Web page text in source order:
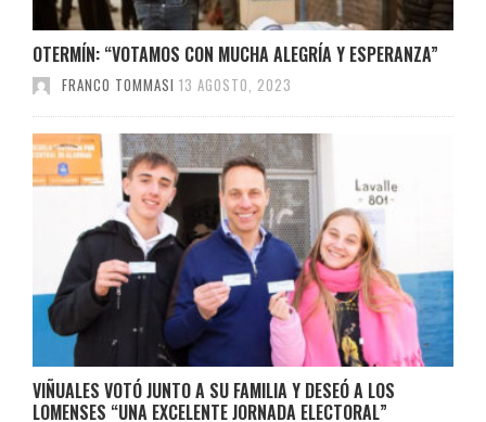
OTERMÍN: “VOTAMOS CON MUCHA ALEGRÍA Y ESPERANZA”
FRANCO TOMMASI 13 AGOSTO, 2023
VIÑUALES VOTÓ JUNTO A SU FAMILIA Y DESEÓ A LOS
LOMENSES “UNA EXCELENTE JORNADA ELECTORAL”